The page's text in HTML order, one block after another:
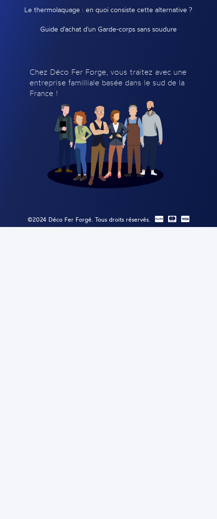
Le thermolaquage : en quoi consiste cette alternative ?
Guide d'achat d'un Garde-corps sans soudure
Chez Déco Fer Forge, vous traitez avec une
entreprise familliale basée dans le sud de la
France !
©2024 Déco Fer Forgé. Tous droits réservés.